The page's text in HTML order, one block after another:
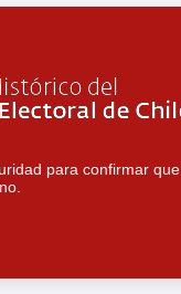
para confirmar que